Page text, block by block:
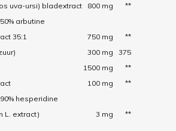
uva-ursi) bladextract
800 mg
**
arbutine
35:1
750 mg
**
300 mg
375
1500 mg
**
100 mg
**
hesperidine
L. extract)
3 mg
**